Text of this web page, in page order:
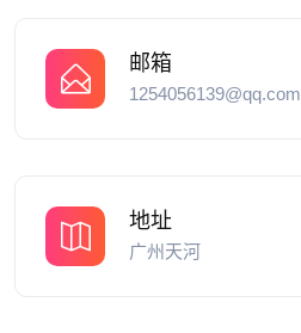
邮箱
1254056139@qq.com
地址
广州天河